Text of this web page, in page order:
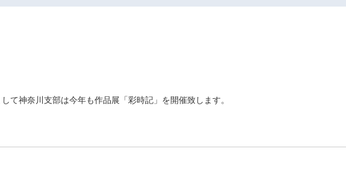
て神奈川支部は今年も作品展「彩時記」を開催致します。